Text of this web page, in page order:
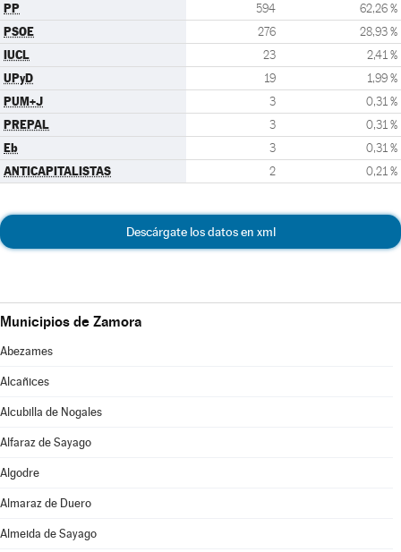
PP 594 62,26 %
PSOE 276 28,93 %
IUCL 23 2,41 %
UPyD 19 1,99 %
PUM+J 3 0,31 %
PREPAL 3 0,31 %
Eb 3 0,31 %
ANTICAPITALISTAS 2 0,21 %
Descárgate los datos en xml
Municipios de Zamora
Abezames
Alcañices
Alcubilla de Nogales
Alfaraz de Sayago
Algodre
Almaraz de Duero
Almeida de Sayago